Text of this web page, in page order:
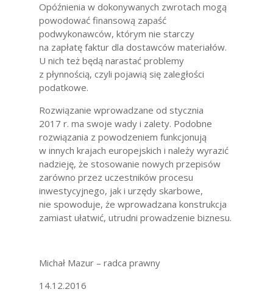
Opóźnienia w dokonywanych zwrotach mogą
powodować finansową zapaść
podwykonawców, którym nie starczy
na zapłatę faktur dla dostawców materiałów.
U nich też będą narastać problemy
z płynnością, czyli pojawią się zaległości
podatkowe.
Rozwiązanie wprowadzane od stycznia
2017 r. ma swoje wady i zalety. Podobne
rozwiązania z powodzeniem funkcjonują
w innych krajach europejskich i należy wyrazić
nadzieję, że stosowanie nowych przepisów
zarówno przez uczestników procesu
inwestycyjnego, jak i urzędy skarbowe,
nie spowoduje, że wprowadzana konstrukcja
zamiast ułatwić, utrudni prowadzenie biznesu.
Michał Mazur – radca prawny
14.12.2016